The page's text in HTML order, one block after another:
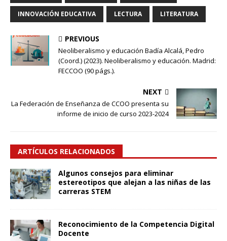
INNOVACIÓN EDUCATIVA LECTURA LITERATURA
PREVIOUS
Neoliberalismo y educación Badía Alcalá, Pedro
(Coord.) (2023). Neoliberalismo y educación. Madrid:
FECCOO (90 págs.).
NEXT
La Federación de Enseñanza de CCOO presenta su
informe de inicio de curso 2023-2024
ARTÍCULOS RELACIONADOS
Algunos consejos para eliminar
estereotipos que alejan a las niñas de las
carreras STEM
Reconocimiento de la Competencia Digital
Docente